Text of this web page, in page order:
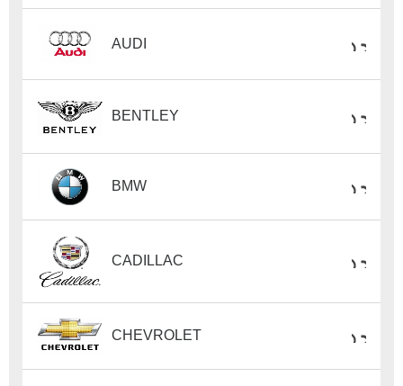
AUDI
BENTLEY
BMW
CADILLAC
CHEVROLET